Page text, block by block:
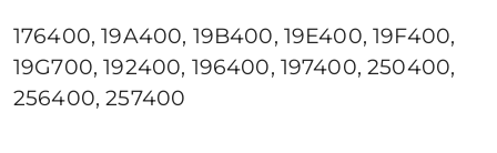
176400, 19A400, 19B400, 19E400, 19F400,
19G700, 192400, 196400, 197400, 250400,
256400, 257400